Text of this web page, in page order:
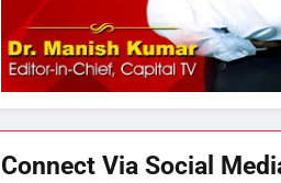
की मांग को लेकर
अनिश्चितकालीन
3
289 एकड़ भूमि पर
कार्बन-फ्री डेटा सेंटर,
उच्च-कुशल रोजगार
संभावना
Connect Via Social